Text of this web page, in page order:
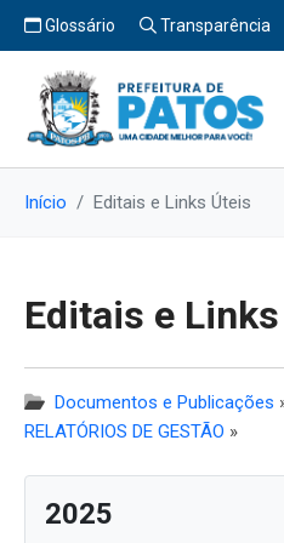
Glossário Transparência
Início Editais e Links Úteis
Editais e
Documentos e Publicações
RELATÓRIOS DE GESTÃO »
2025